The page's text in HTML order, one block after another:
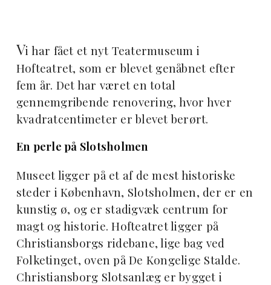
Vi har fået et nyt Teatermuseum i
Hofteatret, som er blevet genåbnet efter
fem år. Det har været en total
gennemgribende renovering, hvor hver
kvadratcentimeter er blevet berørt.
En perle på Slotsholmen
Museet ligger på et af de mest historiske
steder i København, Slotsholmen, der er en
kunstig ø, og er stadigvæk centrum for
magt og historie. Hofteatret ligger på
Christiansborgs ridebane, lige bag ved
Folketinget, oven på De Kongelige Stalde.
Christiansborg Slotsanlæg er bygget i